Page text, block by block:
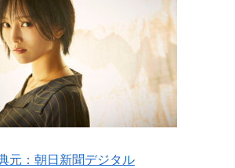
元：朝日新聞デジタル